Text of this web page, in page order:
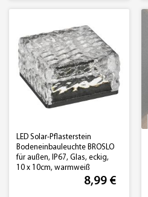
LED Solar-Pflasterstein
Bodeneinbauleuchte BROSLO
für außen, IP67, Glas, eckig,
10 x 10cm, warmweiß
8,99 €